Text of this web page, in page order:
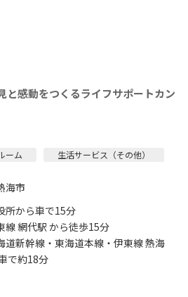
と感動をつくるライフサポートカン
ーム 生活サービス（その他）
海市
所から車で15分
線 網代駅 から徒歩15分
道新幹線・東海道本線・伊東線 熱海
で約18分